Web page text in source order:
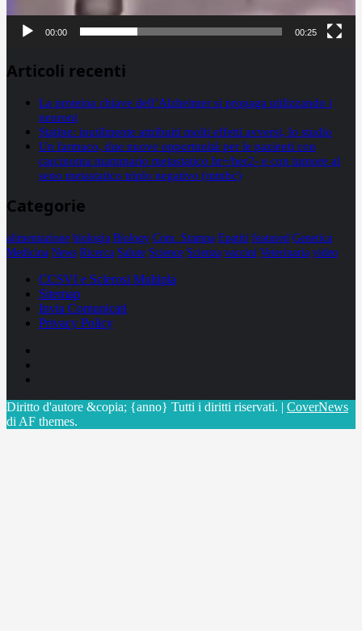
00:00 00:25
Articoli recenti
La proteina chiave dell’Alzheimer si propaga utilizzando i
neuroni
Statine: inutilmente attribuiti molti effetti avversi, lo studio
Un farmaco, due nuove opportunità per le pazienti con
carcinoma mammario metastatico hr+/her2- e con tumore al
seno metastatico triplo negativo (mtnbc)
Categorie
alimentazione biologia Biology Com. Stampa Epatiti featured Genetica
Medicina News Ricerca Salute Science Scienza vaccini Veterinaria video
CCSVI e Sclerosi Multipla
Sitemap
Invia Comunicati
Privacy Policy
Diritto d'autore &copia; {anno} Tutti i diritti riservati. | CoverNews
di AF themes.